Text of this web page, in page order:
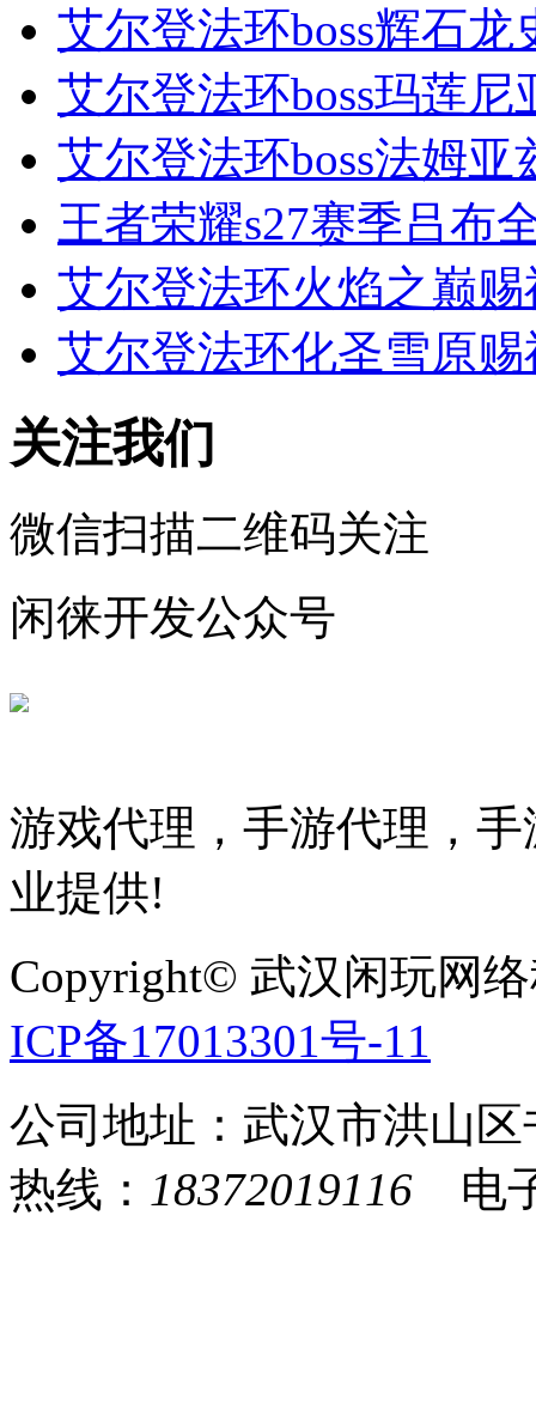
艾尔登法环boss辉石
艾尔登法环boss玛莲
艾尔登法环boss法姆
王者荣耀s27赛季吕布
艾尔登法环火焰之巅
艾尔登法环化圣雪原
关注我们
微信扫描二维码关注
闲徕开发公众号
游戏代理，手游代理，
业提供!
Copyright© 武汉闲玩
ICP备17013301号-11
公司地址：武汉市洪山
热线： 18372019116 电